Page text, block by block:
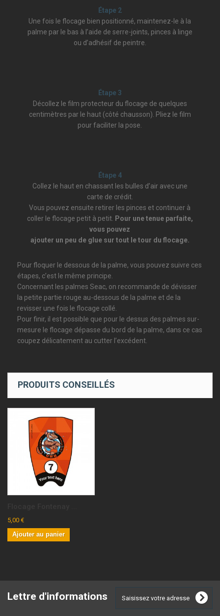
Étape 2
Une fois le flocage bien positionné, maintenez-le à la
palme par le bas à l’aide de serre-joints, pinces à linge
ou d’adhésif de peintre.
Étape 3
Décollez le film protecteur du flocage de quelques
centimètres par le haut (côté chausson). Pliez le film
pour faciliter la pose.
Étape 4
Collez le haut en chassant les bulles d’air avec une
carte de crédit.
Vous pouvez ensuite retirer les pinces et continuer à
coller le flocage petit à petit. Pour une tenue parfaite,
vous pouvez
ajouter un peu de glue sur tout le tour du flocage.
Pour floquer le dessous de la palme, vous pouvez suivre ces
étapes, c’est le même principe.
Concernant les palmes Seac, on recommande de dévisser
la petite partie rouge au-dessous de la palme et de la
revisser une fois le flocage collé.
Pour finir, il est possible que pour le dessus des palmes sur-
mesure le flocage dépasse du bord de la palme, dans ce cas
coupez délicatement au cutter l’excédent.
PRODUITS CONSEILLÉS
5,00 €
Ajouter au panier
Lettre d'informations